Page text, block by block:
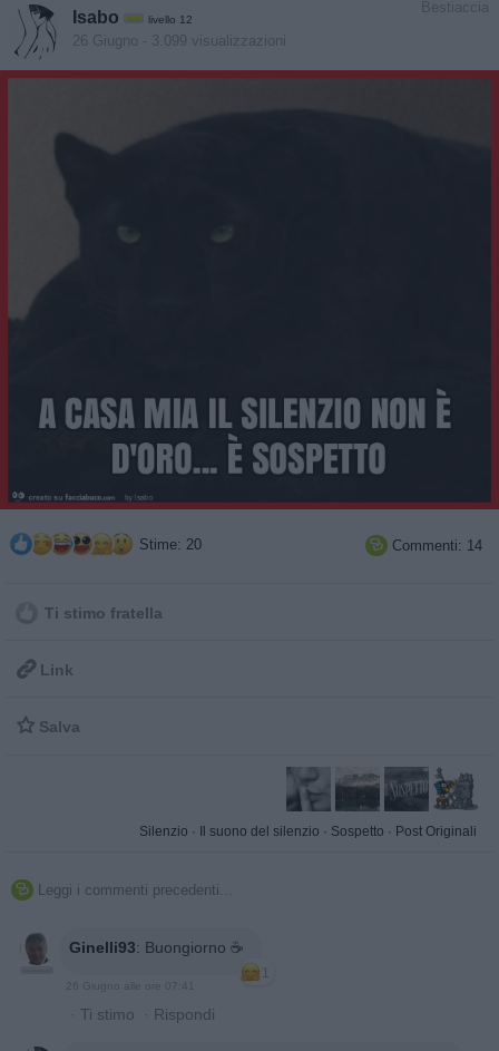
Bestiaccia
Isabo livello 12
26 Giugno - 3.099 visualizzazioni
Stime: 20  Commenti: 14
Ti stimo fratella
 Link
 Salva
Silenzio · Il suono del silenzio · Sospetto · Post Originali
 Leggi i commenti precedenti...
Ginelli93: Buongiorno ☕️
1
26 Giugno alle ore 07:41
· Ti stimo · Rispondi